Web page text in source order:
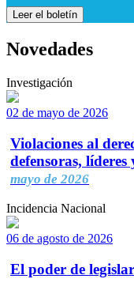
Leer el boletín
Novedades
Investigación
02 de mayo de 2026
Violaciones al
defensoras, líderes
mayo de 2026
Incidencia Nacional
06 de agosto de 2026
El poder de